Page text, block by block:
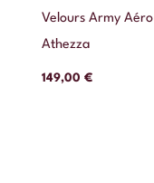
Velours Army Aéro
Athezza
149,00 €